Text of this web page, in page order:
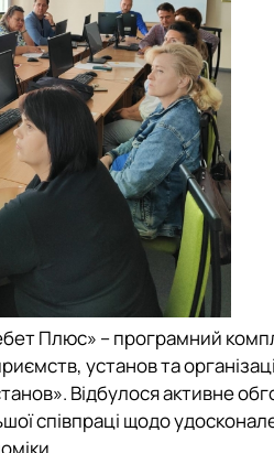
Плюс» – програмний
установ та
Відбулося активне
співпраці щодо